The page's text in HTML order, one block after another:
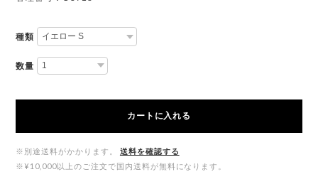
種類
数量
カートに入れる
※別途送料がかかります。
送料を確認する
※¥10,000以上のご注文で国内送料が無料になります。